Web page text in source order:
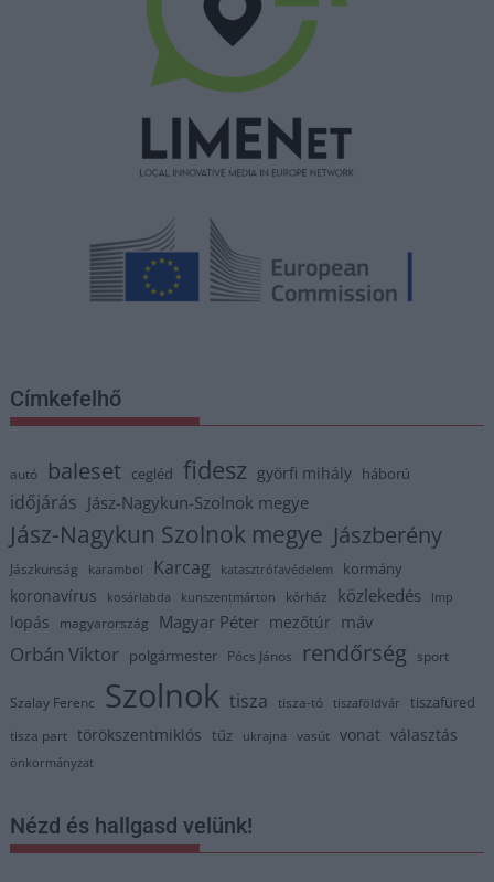
Címkefelhő
autó baleset cegléd fidesz györfi mihály háború
időjárás Jász-Nagykun-Szolnok megye
Jász-Nagykun Szolnok megye Jászberény
Jászkunság karambol Karcag katasztrófavédelem kormány
koronavírus kosárlabda kunszentmárton kórház közlekedés lmp
lopás magyarország Magyar Péter mezőtúr máv
Orbán Viktor polgármester Pócs János rendőrség sport
Szalay Ferenc Szolnok tisza tisza-tó tiszaföldvár tiszafüred
tisza part törökszentmiklós tűz ukrajna vasút vonat választás
önkormányzat
Nézd és hallgasd velünk!